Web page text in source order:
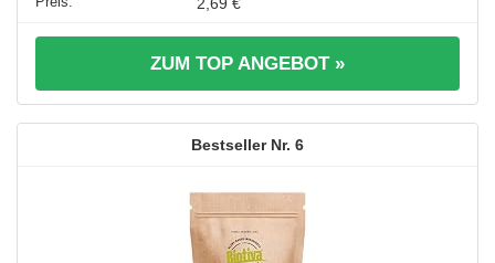
ZUM TOP ANGEBOT »
6